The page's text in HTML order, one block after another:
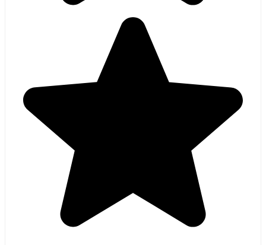
Raamdecor en zijn ontzettend tevreden over het hele
proces. In de showroom werd ik vriendelijk geholpen en
kreeg ik advies dat perfect aansloot bij mijn wensen. Al
snel kon er een inmeetafspraak worden gepland en ook de
levering en montage verliepen soepel en professioneel.
Het eindresultaat is prachtig: de jaloezieën en horren zijn
niet alleen praktisch, maar geven ons interieur een strakke
en stijlvolle uitstraling. Luxe Raamdecor heeft onze
verwachtingen ruimschoots overtroffen.
Monique Smulders 10 maanden geleden